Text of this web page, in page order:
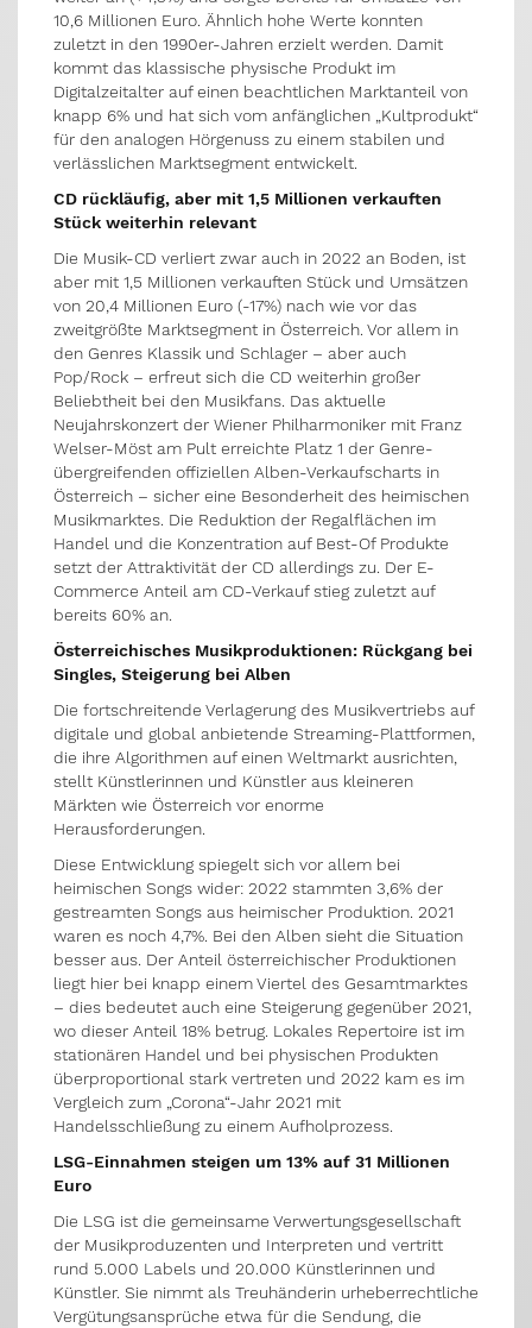
10,6 Millionen Euro. Ähnlich hohe Werte konnten
zuletzt in den 1990er-Jahren erzielt werden. Damit
kommt das klassische physische Produkt im
Digitalzeitalter auf einen beachtlichen Marktanteil von
knapp 6% und hat sich vom anfänglichen „Kultprodukt“
für den analogen Hörgenuss zu einem stabilen und
verlässlichen Marktsegment entwickelt.
CD rückläufig, aber mit 1,5 Millionen verkauften
Stück weiterhin relevant
Die Musik-CD verliert zwar auch in 2022 an Boden, ist
aber mit 1,5 Millionen verkauften Stück und Umsätzen
von 20,4 Millionen Euro (-17%) nach wie vor das
zweitgrößte Marktsegment in Österreich. Vor allem in
den Genres Klassik und Schlager – aber auch
Pop/Rock – erfreut sich die CD weiterhin großer
Beliebtheit bei den Musikfans. Das aktuelle
Neujahrskonzert der Wiener Philharmoniker mit Franz
Welser-Möst am Pult erreichte Platz 1 der Genre-
übergreifenden offiziellen Alben-Verkaufscharts in
Österreich – sicher eine Besonderheit des heimischen
Musikmarktes. Die Reduktion der Regalflächen im
Handel und die Konzentration auf Best-Of Produkte
setzt der Attraktivität der CD allerdings zu. Der E-
Commerce Anteil am CD-Verkauf stieg zuletzt auf
bereits 60% an.
Österreichisches Musikproduktionen: Rückgang bei
Singles, Steigerung bei Alben
Die fortschreitende Verlagerung des Musikvertriebs auf
digitale und global anbietende Streaming-Plattformen,
die ihre Algorithmen auf einen Weltmarkt ausrichten,
stellt Künstlerinnen und Künstler aus kleineren
Märkten wie Österreich vor enorme
Herausforderungen.
Diese Entwicklung spiegelt sich vor allem bei
heimischen Songs wider: 2022 stammten 3,6% der
gestreamten Songs aus heimischer Produktion. 2021
waren es noch 4,7%. Bei den Alben sieht die Situation
besser aus. Der Anteil österreichischer Produktionen
liegt hier bei knapp einem Viertel des Gesamtmarktes
– dies bedeutet auch eine Steigerung gegenüber 2021,
wo dieser Anteil 18% betrug. Lokales Repertoire ist im
stationären Handel und bei physischen Produkten
überproportional stark vertreten und 2022 kam es im
Vergleich zum „Corona“-Jahr 2021 mit
Handelsschließung zu einem Aufholprozess.
LSG-Einnahmen steigen um 13% auf 31 Millionen
Euro
Die LSG ist die gemeinsame Verwertungsgesellschaft
der Musikproduzenten und Interpreten und vertritt
rund 5.000 Labels und 20.000 Künstlerinnen und
Künstler. Sie nimmt als Treuhänderin urheberrechtliche
Vergütungsansprüche etwa für die Sendung, die